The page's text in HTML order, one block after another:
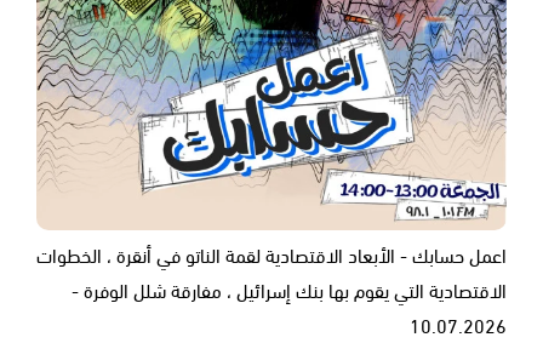
اعمل حسابك - الأبعاد الاقتصادية لقمة الناتو في أنقرة ، الخطوات
الاقتصادية التي يقوم بها بنك إسرائيل ، مفارقة شلل الوفرة -
10.07.2026